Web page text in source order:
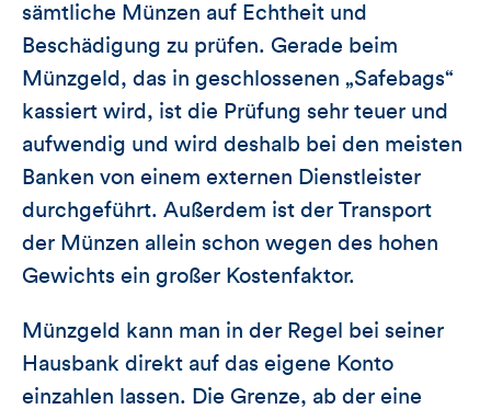
sämtliche Münzen auf Echtheit und
Beschädigung zu prüfen. Gerade beim
Münzgeld, das in geschlossenen „Safebags“
kassiert wird, ist die Prüfung sehr teuer und
aufwendig und wird deshalb bei den meisten
Banken von einem externen Dienstleister
durchgeführt. Außerdem ist der Transport
der Münzen allein schon wegen des hohen
Gewichts ein großer Kostenfaktor.
Münzgeld kann man in der Regel bei seiner
Hausbank direkt auf das eigene Konto
einzahlen lassen. Die Grenze, ab der eine